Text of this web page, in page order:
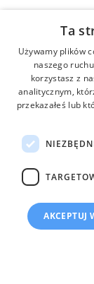
Ta
Używamy plików
naszego
korzystasz z
analitycznym,
przekazałeś lub
AKCEPTUJ